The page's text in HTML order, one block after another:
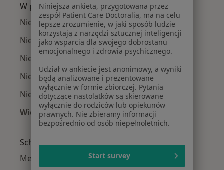
W pobliżu Tychów
Niepłodność w Katowicach
Niepłodność w Gliwicach
Niepłodność w Bielsku-Białej
Niepłodność w Sosnowcu
Niepłodność w Chorzowie
Więcej (14)
Więcej w kategorii: W pobliżu Tychów
Schorzenia w Tychach
Menopauza w Tychach
Niniejsza ankieta, przygotowana przez
zespół Patient Care Doctoralia, ma na celu
lepsze zrozumienie, w jaki sposób ludzie
korzystają z narzędzi sztucznej inteligencji
jako wsparcia dla swojego dobrostanu
emocjonalnego i zdrowia psychicznego.
Udział w ankiecie jest anonimowy, a wyniki
będą analizowane i prezentowane
wyłącznie w formie zbiorczej. Pytania
dotyczące nastolatków są skierowane
wyłącznie do rodziców lub opiekunów
prawnych. Nie zbieramy informacji
bezpośrednio od osób niepełnoletnich.
Start survey